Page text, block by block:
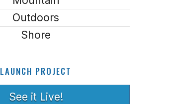
Outdoors
Shore
LAUNCH PROJECT
See it Live!